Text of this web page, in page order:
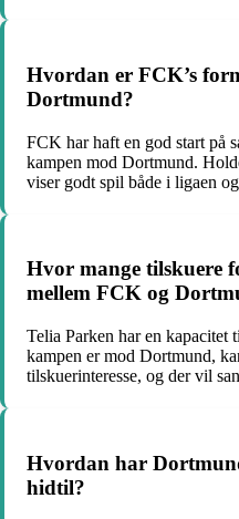
Hvordan er FCK’s
Dortmund?
FCK har haft en god start på
kampen mod Dortmund.
viser godt spil både i ligaen
Hvor mange tilskuere
mellem FCK og
Telia Parken har en
kampen er mod Dortmund,
tilskuerinteresse, og der vil
Hvordan har
hidtil?